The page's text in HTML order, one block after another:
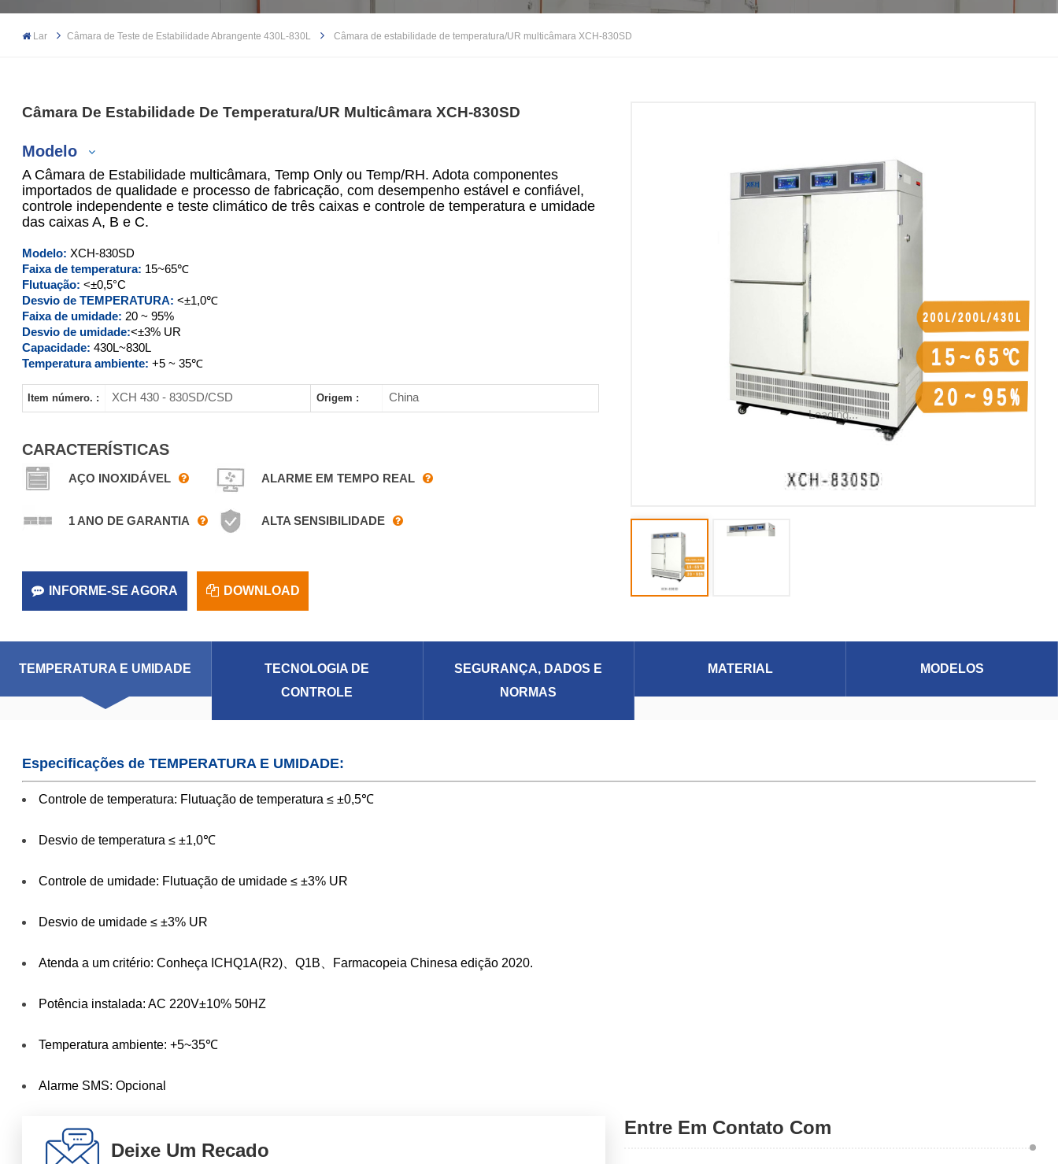
বাংলা
Lar Câmara de Teste de Estabilidade Abrangente 430L-830L Câmara de estabilidade de temperatura/UR multicâmara XCH-830SD
Câmara De Estabilidade De Temperatura/UR Multicâmara XCH-830SD
Modelo
XCH-430SD
XCH-830SD
XCH-430CSD
XCH-830CSD
A Câmara de Estabilidade multicâmara, Temp Only ou Temp/RH. Adota componentes
importados de qualidade e processo de fabricação, com desempenho estável e confiável,
controle independente e teste climático de três caixas e controle de temperatura e umidade
das caixas A, B e C.
Modelo:XCH-830SD
Faixa de temperatura: 15~65℃
Flutuação:<±0,5°C
Desvio de TEMPERATURA:<±1,0℃
Faixa de umidade: 20 ~ 95%
Desvio de umidade:<±3% UR
Capacidade: 430L~830L
Temperatura ambiente:+5 ~ 35℃
Item número. : XCH 430 - 830SD/CSD Origem : China
CARACTERÍSTICAS
AÇO INOXIDÁVEL ALARME EM TEMPO REAL
1 ANO DE GARANTIA ALTA SENSIBILIDADE
INFORME-SE AGORA DOWNLOAD
Loading...
TEMPERATURA E UMIDADE
TECNOLOGIA DE
CONTROLE
SEGURANÇA, DADOS E
NORMAS
MATERIAL MODELOS
Especificações de TEMPERATURA E UMIDADE:
Controle de temperatura: Flutuação de temperatura ≤ ±0,5℃
Desvio de temperatura ≤ ±1,0℃
Controle de umidade: Flutuação de umidade ≤ ±3% UR
Desvio de umidade ≤ ±3% UR
Atenda a um critério: Conheça ICHQ1A(R2)、Q1B、Farmacopeia Chinesa edição 2020.
Potência instalada: AC 220V±10% 50HZ
Temperatura ambiente: +5~35℃
Alarme SMS: Opcional
Deixe Um Recado
Entre Em Contato Com